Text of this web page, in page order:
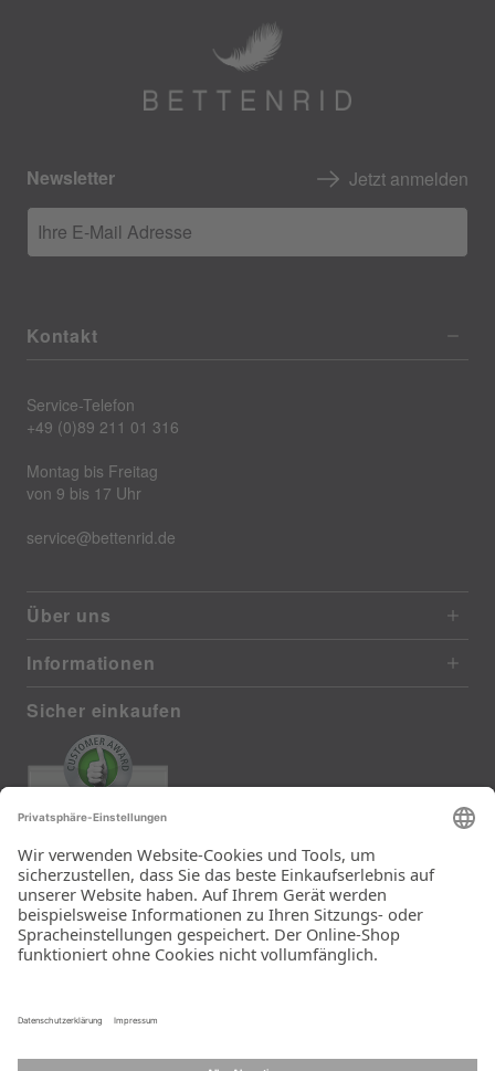
Newsletter Jetzt anmelden
Ihre E-Mail Adresse
Kontakt
Service-Telefon
+49 (0)89 211 01 316
Montag bis Freitag
von 9 bis 17 Uhr
service@bettenrid.de
Über uns
Informationen
Sicher einkaufen
372 reviews from real customers
(last 12 months)
Total: 11290
Die Auswahl und die
Einfachheit der
Bestellung.